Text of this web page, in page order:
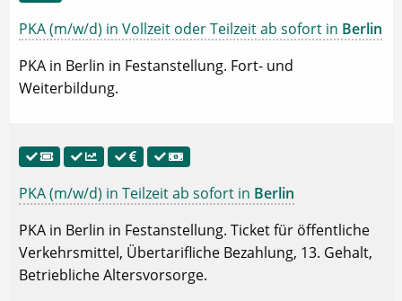
PKA (m/w/d) in Vollzeit oder Teilzeit ab sofort in Berlin
PKA in Berlin in Festanstellung. Fort- und
Weiterbildung.
PKA (m/w/d) in Teilzeit ab sofort in Berlin
PKA in Berlin in Festanstellung. Ticket für öffentliche
Verkehrsmittel, Übertarifliche Bezahlung, 13. Gehalt,
Betriebliche Altersvorsorge.